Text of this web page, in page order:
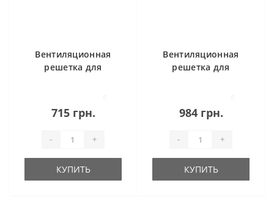
Вентиляционная
решетка для
715 грн.
- +
КУПИТЬ
Вентиляционная
решетка для
984 грн.
- +
КУПИТЬ